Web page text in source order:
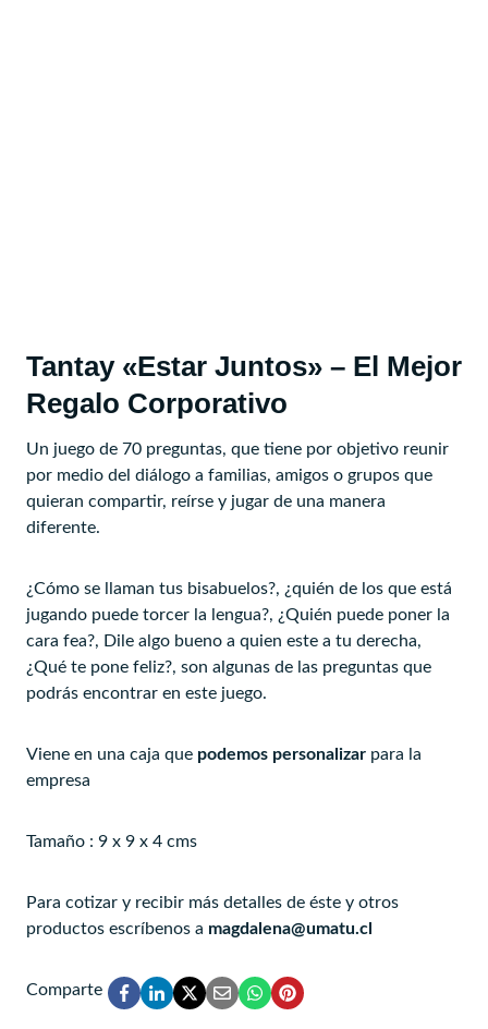
Tantay «Estar Juntos» – El Mejor
Regalo Corporativo
Un juego de 70 preguntas, que tiene por objetivo reunir
por medio del diálogo a familias, amigos o grupos que
quieran compartir, reírse y jugar de una manera
diferente.
¿Cómo se llaman tus bisabuelos?, ¿quién de los que está
jugando puede torcer la lengua?, ¿Quién puede poner la
cara fea?, Dile algo bueno a quien este a tu derecha,
¿Qué te pone feliz?, son algunas de las preguntas que
podrás encontrar en este juego.
Viene en una caja que podemos personalizar para la
empresa
Tamaño : 9 x 9 x 4 cms
Para cotizar y recibir más detalles de éste y otros
productos escríbenos a magdalena@umatu.cl
Comparte